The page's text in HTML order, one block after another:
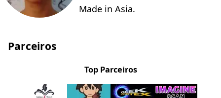
Made in Asia.
Parceiros
Top Parceiros